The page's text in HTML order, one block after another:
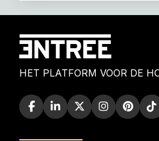
HET PLATFORM VOOR DE